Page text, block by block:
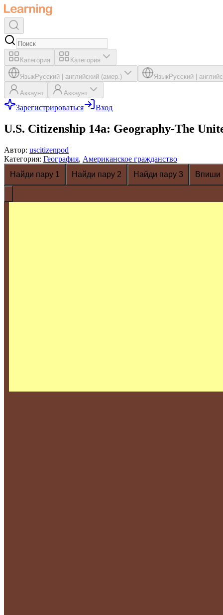
Категория Категория
ЯзыкРусский английский (амер.) ЯзыкРусский
Аккаунт Аккаунт
Зарегистрироваться Вход
U.S. Citizenship 14a: Geography-The
Автор: uscitizenpod
Категория: География, Американское гражданство
Найди пару 1
Найди пару 2 Найди пару 3 Впиши